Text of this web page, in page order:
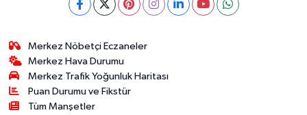
Merkez Nöbetçi Eczaneler
Merkez Hava Durumu
Merkez Trafik Yoğunluk Haritası
Puan Durumu ve Fikstür
Tüm Manşetler